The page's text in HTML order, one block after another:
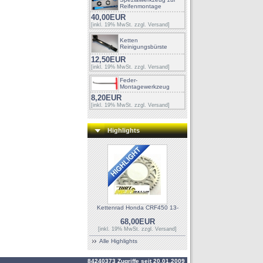
Reifenmontage
40,00EUR
[inkl. 19% MwSt. zzgl. Versand]
Ketten
Reinigungsbürste
12,50EUR
[inkl. 19% MwSt. zzgl. Versand]
Feder-
Montagewerkzeug
8,20EUR
[inkl. 19% MwSt. zzgl. Versand]
Highlights
Kettenrad Honda CRF450 13-
68,00EUR
[inkl. 19% MwSt. zzgl.Versand]
Alle Highlights
84240373 Zugriffe seit 20.01.2009